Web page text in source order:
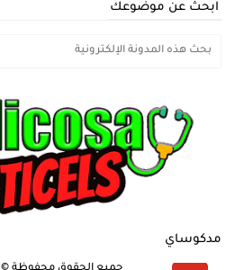
ابحث عن موضوعك
مدكوساي